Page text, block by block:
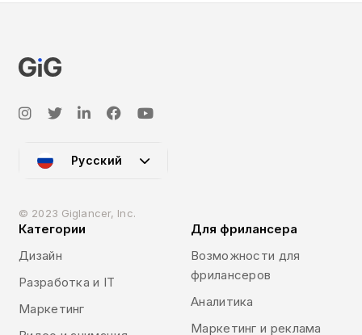
Русский
© 2023 Giglancer, Inc.
Категории
Дизайн
Разработка и IT
Маркетинг
Для фрилансера
Возможности для
фрилансеров
Аналитика
Маркетинг и реклама